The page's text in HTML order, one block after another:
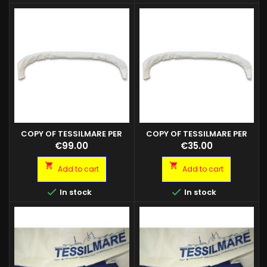
COPY OF TESSILMARE PER
BIMINI E BIMINI ALTA
Price
€99.00
 Add to cart
 In stock
COPY OF TESSILMARE PER
BIMINI E BIMINI ALTA
Price
€35.00
 Add to cart
 In stock